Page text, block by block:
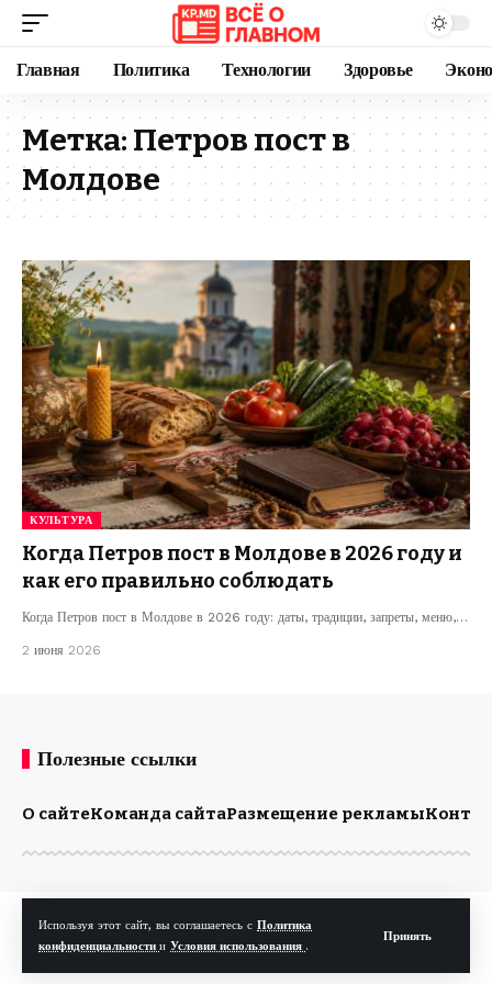
Используя этот сайт, вы соглашаетесь с Политика
конфиденциальности и Условия использования .
Принять
Главная Политика Технологии Здоровье
Метка: Петров пост в
Молдове
КУЛЬТУРА
Когда Петров пост в Молдове в 2026 году и
как его правильно соблюдать
Когда Петров пост в Молдове в 2026 году: даты, традиции, запреты, меню,…
2 июня 2026
Полезные ссылки
О сайтеКоманда сайтаРазмещение рекламы
© Kp.md. Все права защищены.